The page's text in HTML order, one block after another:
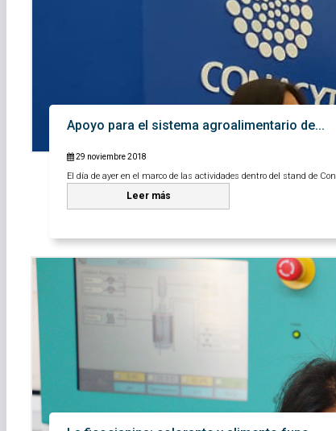
Apoyo para el sistema agroalimentario de...
29 noviembre 2018
El día de ayer en el marco de las actividades dentro del stand de
Leer más